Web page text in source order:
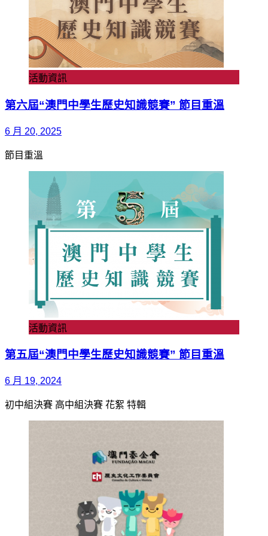
活動資訊
第六屆“澳門中學生歷史知識競賽” 節目重溫
6 月 20, 2025
節目重溫
活動資訊
第五屆“澳門中學生歷史知識競賽” 節目重溫
6 月 19, 2024
初中組決賽 高中組決賽 花絮 特輯